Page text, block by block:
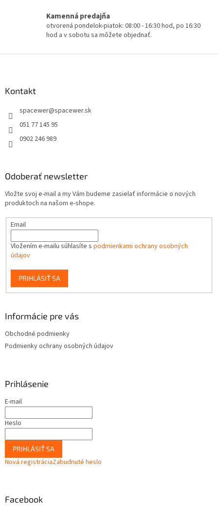
a
c
i
e
a
n
i
Kamenná predajňa
otvorená pondelok-piatok: 08:00 - 16:30 hod, po 16:30
hod a v sobotu sa môžete objednať.
Kontakt
spacewer@spacewer.sk
051 77 145 95
0902 246 989
Odoberať newsletter
Vložte svoj e-mail a my Vám budeme zasielať informácie o nových
produktoch na našom e-shope.
Email
Vložením e-mailu súhlasíte s podmienkami ochrany osobných
údajov
PRIHLÁSIŤ SA
Informácie pre vás
Obchodné podmienky
Podmienky ochrany osobných údajov
Prihlásenie
E-mail
Heslo
PRIHLÁSIŤ SA
Nová registráciaZabudnuté heslo
Facebook